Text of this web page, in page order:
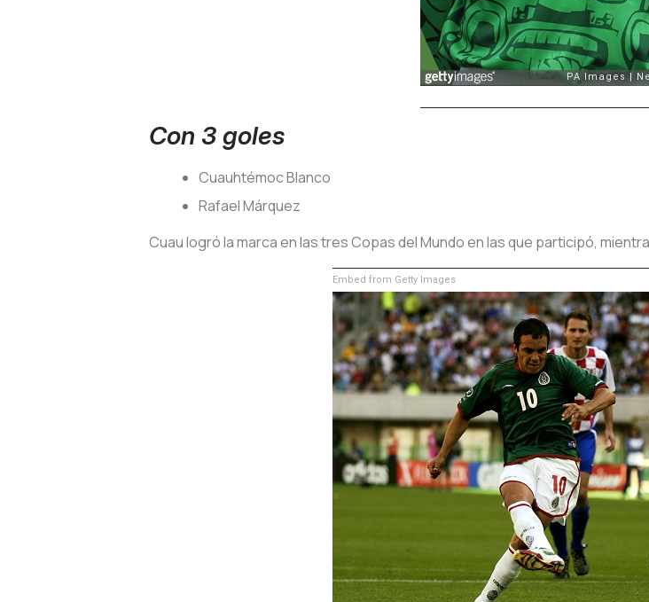
Con 3 goles
Cuauhtémoc Blanco
Rafael Márquez
Cuau logró la marca en las tres Copas del Mundo en las que participó,
Embed from Getty Images